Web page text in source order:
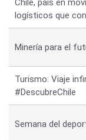
Chile, país en
logísticos que
Minería para el
Turismo: Viaje
#DescubreChile
Semana del